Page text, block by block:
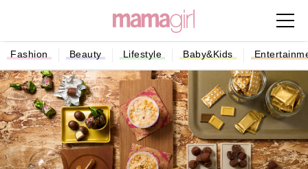
Fashion Beauty Lifestyle Baby&Kids